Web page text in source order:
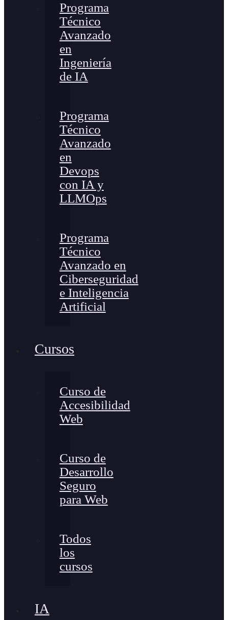
Programa
Técnico
Avanzado
en
Ingeniería
de IA
Programa
Técnico
Avanzado
en
Devops
con IA y
LLMOps
Programa
Técnico
Avanzado en
Ciberseguridad
e Inteligencia
Artificial
Cursos
Curso de
Accesibilidad
Web
Curso de
Desarrollo
Seguro
para Web
Todos
los
cursos
IA